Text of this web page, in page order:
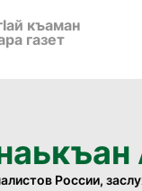
къаман
газет
России,